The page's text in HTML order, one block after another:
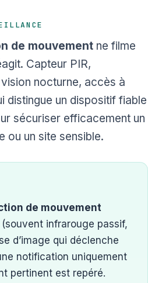
de mouvement ne filme
Capteur PIR,
nocturne, accès à
un dispositif fiable
sécuriser efficacement un
ou un site sensible.
de mouvement
infrarouge passif,
d’image qui déclenche
notification uniquement
pertinent est repéré.